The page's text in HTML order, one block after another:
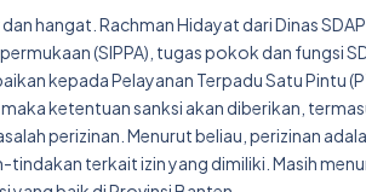
hangat. Rachman Hidayat dari Dinas
(SIPPA), tugas pokok dan fungsi
kepada Pelayanan Terpadu Satu Pintu
ketentuan sanksi akan diberikan,
perizinan. Menurut beliau, perizinan
terkait izin yang dimiliki. Masih